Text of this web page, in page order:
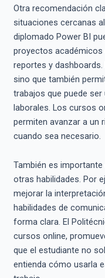
Otra recomendación
situaciones cercanas
diplomado Power BI
proyectos
reportes y
sino que también
trabajos que puede
laborales. Los cursos
permiten avanzar a un
cuando sea necesario.
También es
otras habilidades. Por
mejorar la
habilidades de
forma clara. El
cursos online,
que el estudiante no
entienda cómo usarla